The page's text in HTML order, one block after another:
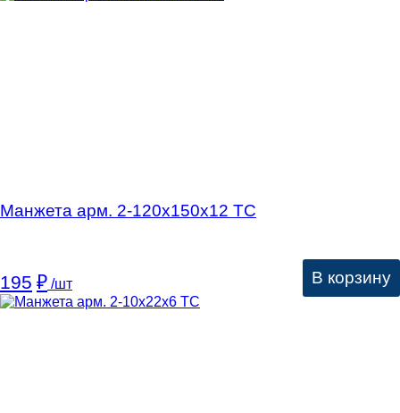
Манжета арм. 2-120х150х12 ТС
195 ₽ /шт В корзину